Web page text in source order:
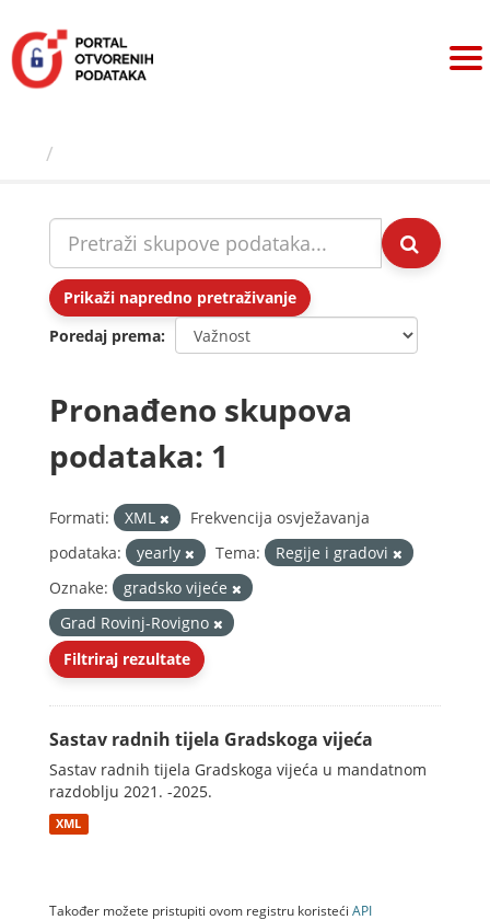
sadržaj
Prikaži napredno pretraživanje
Poredaj prema
Pronađeno skupova
podataka: 1
Formati: XML
Frekvencija osvježavanja
podataka:
yearly Tema:
Regije i gradovi
Oznake:
gradsko vijeće
Grad Rovinj-Rovigno
Filtriraj rezultate
Sastav radnih tijela Gradskoga vijeća
Sastav radnih tijela Gradskoga vijeća u mandatnom
razdoblju 2021. -2025.
XML
Također možete pristupiti ovom registru koristeći API